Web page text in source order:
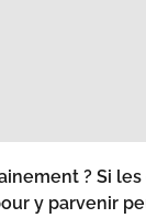
? Si
y parvenir